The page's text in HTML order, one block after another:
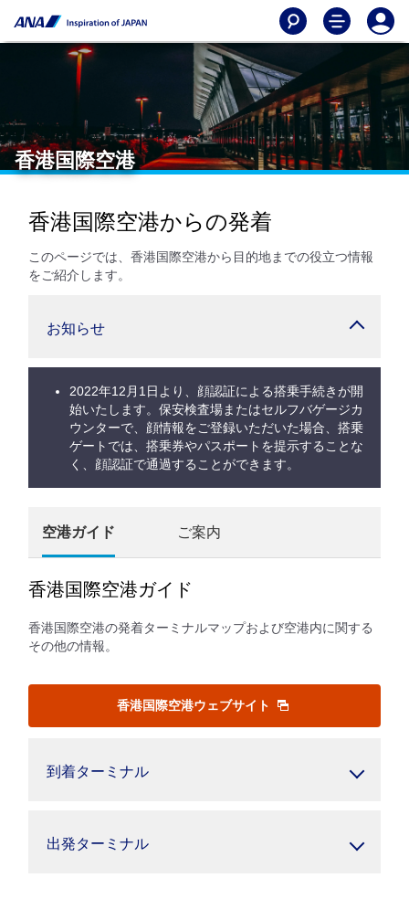
香港国際空港
香港国際空港からの発着
このページでは、香港国際空港から目的地までの役立つ情報
をご紹介します。
お知らせ
2022年12月1日より、顔認証による搭乗手続きが開
始いたします。保安検査場またはセルフバゲージカ
ウンターで、顔情報をご登録いただいた場合、搭乗
ゲートでは、搭乗券やパスポートを提示することな
く、顔認証で通過することができます。
空港ガイド ご案内
香港国際空港ガイド
香港国際空港の発着ターミナルマップおよび空港内に関する
その他の情報。
香港国際空港ウェブサイト
到着ターミナル
出発ターミナル